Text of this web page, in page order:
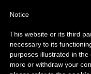
DÍA
Aviso
Del 27 de julio al
anual,
Notice
This website or its third
necessary to its
purposes illustrated in
more or withdraw your